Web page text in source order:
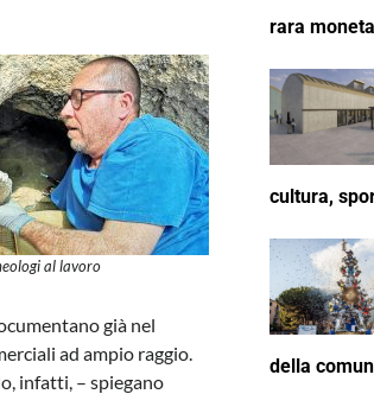
al lavoro
già nel
ad ampio raggio.
infatti, – spiegano
rara
cultura,
della